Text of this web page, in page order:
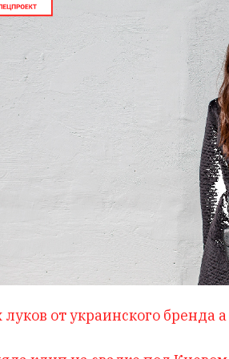
луков от украинского бренда